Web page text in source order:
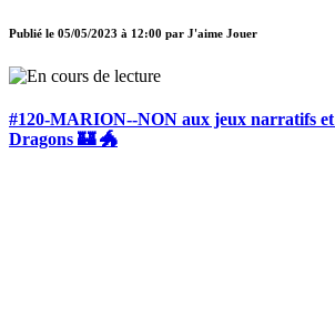
Publié le 05/05/2023 à 12:00 par J'aime Jouer
#120-MARION--NON aux jeux narratifs
Dragons 🏰 🐲